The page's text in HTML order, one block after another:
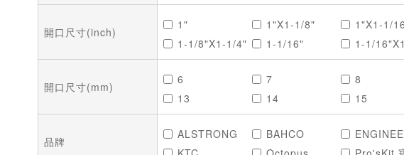
開口尺寸(inch)
1" 1"X1-1/8" 1"X1-1/
1-1/8"X1-1/4"
1-1/16"
1-1/
4"
1-5/8" 1-5/16" 1-7/8"
1-13/16"X2" 1/2" 1/2"X9/
3/4"X7/8"
3/4"X13/16" 3/4"X25/
5/8"
5/8"X3/4" 5/8"X11/
開口尺寸(mm)
6 7 8
13
14 15
20
21 22
27
28 29
品牌
ALSTRONG BAHCO